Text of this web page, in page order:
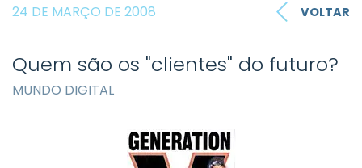
24 DE MARÇO DE 2008 VOLTAR
Quem são os "clientes" do futuro?
MUNDO DIGITAL